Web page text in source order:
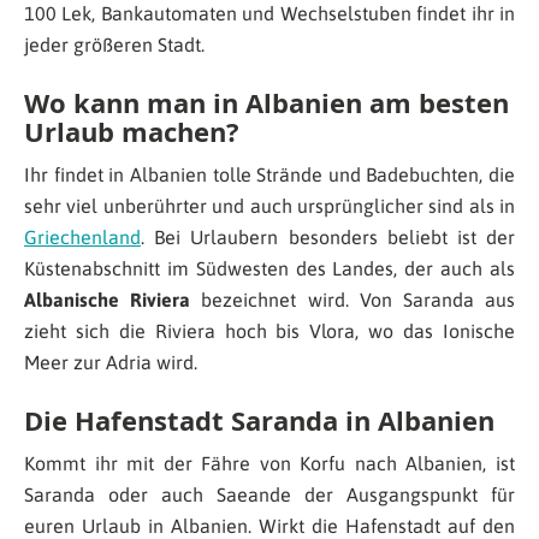
100 Lek, Bankautomaten und Wechselstuben findet ihr in
jeder größeren Stadt.
Wo kann man in Albanien am besten
Urlaub machen?
Ihr findet in Albanien tolle Strände und Badebuchten, die
sehr viel unberührter und auch ursprünglicher sind als in
Griechenland. Bei Urlaubern besonders beliebt ist der
Küstenabschnitt im Südwesten des Landes, der auch als
Albanische Riviera bezeichnet wird. Von Saranda aus
zieht sich die Riviera hoch bis Vlora, wo das Ionische
Meer zur Adria wird.
Die Hafenstadt Saranda in Albanien
Kommt ihr mit der Fähre von Korfu nach Albanien, ist
Saranda oder auch Saeande der Ausgangspunkt für
euren Urlaub in Albanien. Wirkt die Hafenstadt auf den